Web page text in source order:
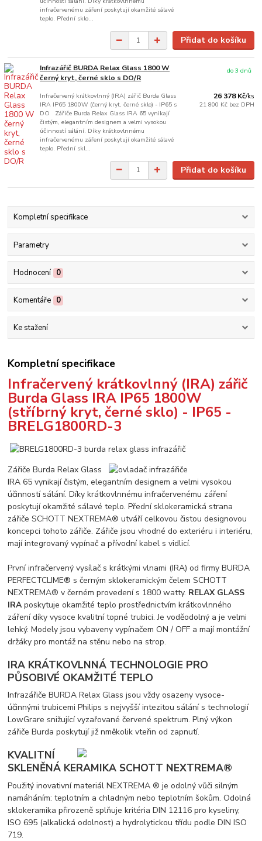
infračervenému záření poskytují okamžité sálavé
teplo. Přední sklo...
Přidat do košíku
Infrazářič BURDA Relax Glass 1800 W
černý kryt, černé sklo s DO/R
Infračervený krátkovlnný (IRA) zářič Burda Glass
IRA IP65 1800W (černý kryt, černé sklo) - IP65 s
DO Zářiče Burda Relax Glass IRA 65 vynikají
čistým, elegantním designem a velmi vysokou
účinností sálání. Díky krátkovlnnému
infračervenému záření poskytují okamžité sálavé
teplo. Přední skl...
26 378 Kč/ks
21 800 Kč bez DPH
do 3 dnů
Přidat do košíku
Kompletní specifikace
Parametry
Hodnocení 0
Komentáře 0
Ke stažení
Kompletní specifikace
Infračervený krátkovlnný (IRA) zářič
Burda Glass IRA IP65 1800W
(stříbrný kryt, černé sklo) - IP65 -
BRELG1800RD-3
Zářiče Burda Relax Glass
IRA 65 vynikají čistým, elegantním designem a velmi vysokou
účinností sálání. Díky krátkovlnnému infračervenému záření
poskytují okamžité sálavé teplo. Přední sklokeramická strana
zářiče SCHOTT NEXTREMA® utváří celkovou čistou designovou
koncepci tohoto zářiče. Zářiče jsou vhodné do exteriéru i interiéru,
mají integrovaný vypínač a přívodní kabel s vidlicí.
První infračervený vysílač s krátkými vlnami (IRA) od firmy BURDA
PERFECTCLIME® s černým sklokeramickým čelem SCHOTT
NEXTREMA® v černém provedení s 1800 watty. RELAX GLASS
IRAposkytuje okamžité teplo prostřednictvím krátkovlnného
záření díky vysoce kvalitní topné trubici. Je voděodolný a je velmi
lehký. Modely jsou vybaveny vypínačem ON / OFF a mají montážní
držáky pro montáž na stěnu nebo na strop.
IRA KRÁTKOVLNNÁ TECHNOLOGIE PRO
PŮSOBIVÉ OKAMŽITÉ TEPLO
Infrazářiče BURDA Relax Glass jsou vždy osazeny vysoce-
účinnými trubicemi Philips s nejvyšší intezitou sálání s technologií
LowGrare snižující vyzařované červené spektrum. Plný výkon
zářiče Burda poskytují již nměkolik vteřin od zapnutí.
KVALITNÍ
SKLENĚNÁ KERAMIKA SCHOTT NEXTREMA®
Použitý inovativní materiál NEXTREMA ® je odolný vůči silným
namáháním: teplotním a chladným nebo teplotním šokům. Odolná
sklokeramika přirozeně splňuje kritéria DIN 12116 pro kyseliny,
ISO 695 (alkalická odolnost) a hydrolytickou třídu podle DIN ISO
719.